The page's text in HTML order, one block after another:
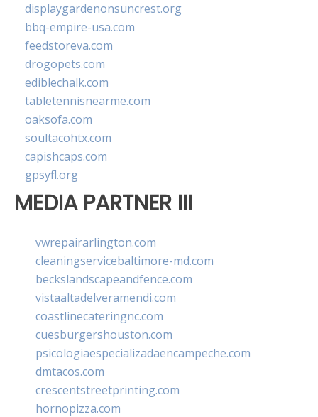
displaygardenonsuncrest.org
bbq-empire-usa.com
feedstoreva.com
drogopets.com
ediblechalk.com
tabletennisnearme.com
oaksofa.com
soultacohtx.com
capishcaps.com
gpsyfl.org
MEDIA PARTNER III
vwrepairarlington.com
cleaningservicebaltimore-md.com
beckslandscapeandfence.com
vistaaltadelveramendi.com
coastlinecateringnc.com
cuesburgershouston.com
psicologiaespecializadaencampeche.com
dmtacos.com
crescentstreetprinting.com
hornopizza.com